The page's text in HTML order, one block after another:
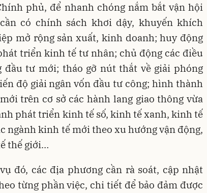
phủ, để nhanh chóng nắm bắt vận hội
có chính sách khơi dậy, khuyến khích
mở rộng sản xuất, kinh doanh; huy động
triển kinh tế tư nhân; chủ động các điều
đầu tư mới; tháo gỡ nút thắt về giải phóng
độ giải ngân vốn đầu tư công; hình thành
trên cơ sở các hành lang giao thông vừa
phát triển kinh tế số, kinh tế xanh, kinh tế
ngành kinh tế mới theo xu hướng vận động,
thế giới…
đó, các địa phương cần rà soát, cập nhật
từng phần việc, chi tiết để bảo đảm được